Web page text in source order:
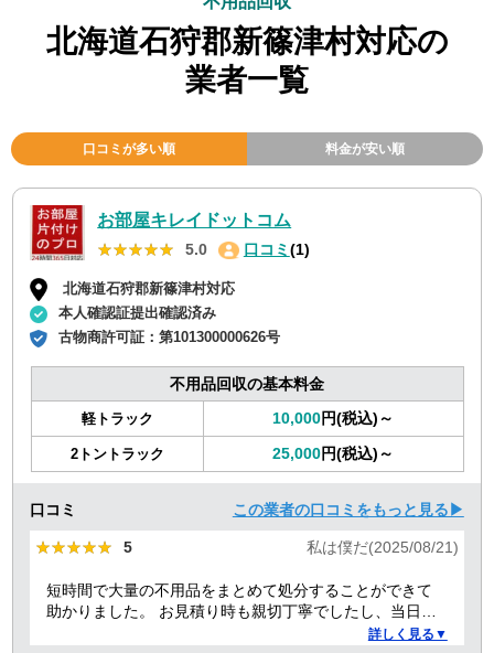
北海道石狩郡新篠津村対応の
業者一覧
口コミが多い順 料金が安い順
お部屋キレイドットコム
★★★★★
★★★★★ 5.0 口コミ (1)
北海道石狩郡新篠津村対応
本人確認証提出確認済み
古物商許可証：第101300000626号
不用品回収の基本料金
軽トラック 10,000円(税込)～
2トントラック 25,000円(税込)～
口コミ この業者の口コミをもっと見る▶
★★★★★
★★★★★ 5 私は僕だ(2025/08/21)
短時間で大量の不用品をまとめて処分することができて
助かりました。 お見積り時も親切丁寧でしたし、当日作
業を担当してくれた方たちも礼儀正しく気持ちよく対応
詳しく見る▼